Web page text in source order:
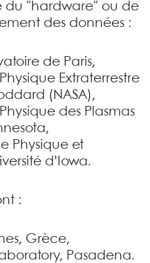
du "hardware" ou de
des données :
de Paris,
Extraterrestre
(NASA),
des Plasmas
Physique et
d’Iowa.
:
Grèce,
Pasadena.